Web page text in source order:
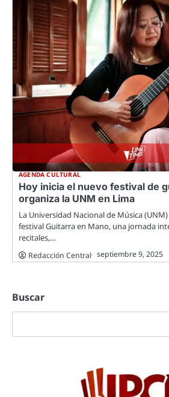
AGENDA CULTURAL
Hoy inicia el nuevo festival de
organiza la UNM en Lima
La Universidad Nacional de Música
festival Guitarra en Mano, una jornada
recitales,…
Redacción Central septiembre 9, 2025
Buscar